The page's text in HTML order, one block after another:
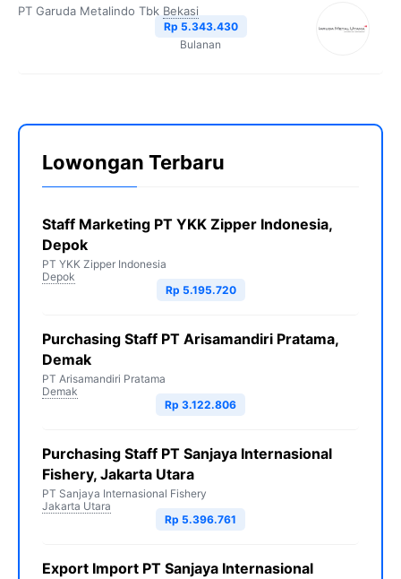
PT Garuda Metalindo Tbk Bekasi
Rp 5.343.430
Bulanan
Lowongan Terbaru
Staff Marketing PT YKK Zipper Indonesia,
Depok
PT YKK Zipper Indonesia
Depok
Rp 5.195.720
Purchasing Staff PT Arisamandiri Pratama,
Demak
PT Arisamandiri Pratama
Demak
Rp 3.122.806
Purchasing Staff PT Sanjaya Internasional
Fishery, Jakarta Utara
PT Sanjaya Internasional Fishery
Jakarta Utara
Rp 5.396.761
Export Import PT Sanjaya Internasional